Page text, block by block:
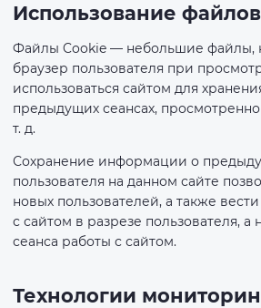
Использование
Файлы Cookie — небольшие файлы,
браузер пользователя при
использоваться сайтом для
предыдущих сеансах,
т. д.
Сохранение информации о
пользователя на данном сайте
новых пользователей, а также
с сайтом в разрезе пользователя, а
сеанса работы с сайтом.
Технологии